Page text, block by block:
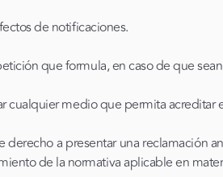
de notificaciones.
que formula, en caso de que
cualquier medio que permita acreditar
a presentar una reclamación
de la normativa aplicable en